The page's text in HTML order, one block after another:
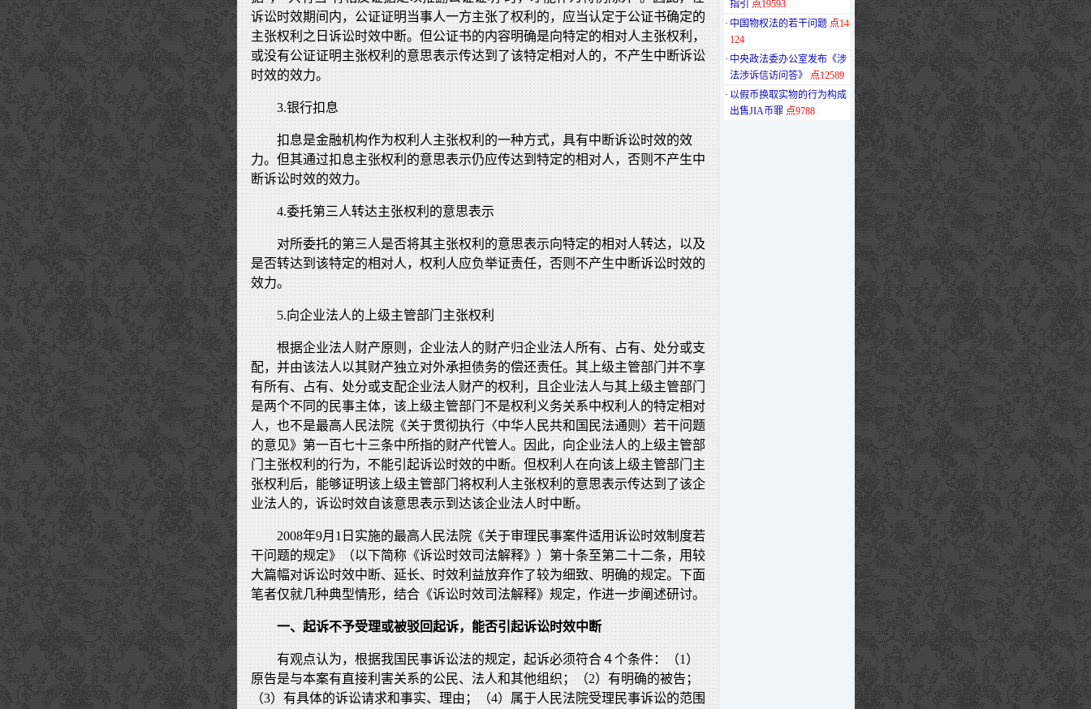
诉讼时效期间内，公证证明当事人一方主张了权利的，应当认定于公证书确定的
主张权利之日诉讼时效中断。但公证书的内容明确是向特定的相对人主张权利，
或没有公证证明主张权利的意思表示传达到了该特定相对人的，不产生中断诉讼
时效的效力。
3.银行扣息
扣息是金融机构作为权利人主张权利的一种方式，具有中断诉讼时效的效
力。但其通过扣息主张权利的意思表示仍应传达到特定的相对人，否则不产生中
断诉讼时效的效力。
4.委托第三人转达主张权利的意思表示
对所委托的第三人是否将其主张权利的意思表示向特定的相对人转达，以及
是否转达到该特定的相对人，权利人应负举证责任，否则不产生中断诉讼时效的
效力。
5.向企业法人的上级主管部门主张权利
根据企业法人财产原则，企业法人的财产归企业法人所有、占有、处分或支
配，并由该法人以其财产独立对外承担债务的偿还责任。其上级主管部门并不享
有所有、占有、处分或支配企业法人财产的权利，且企业法人与其上级主管部门
是两个不同的民事主体，该上级主管部门不是权利义务关系中权利人的特定相对
人，也不是最高人民法院《关于贯彻执行〈中华人民共和国民法通则〉若干问题
的意见》第一百七十三条中所指的财产代管人。因此，向企业法人的上级主管部
门主张权利的行为，不能引起诉讼时效的中断。但权利人在向该上级主管部门主
张权利后，能够证明该上级主管部门将权利人主张权利的意思表示传达到了该企
业法人的，诉讼时效自该意思表示到达该企业法人时中断。
2008年9月1日实施的最高人民法院《关于审理民事案件适用诉讼时效制度若
干问题的规定》（以下简称《诉讼时效司法解释》）第十条至第二十二条，用较
大篇幅对诉讼时效中断、延长、时效利益放弃作了较为细致、明确的规定。下面
笔者仅就几种典型情形，结合《诉讼时效司法解释》规定，作进一步阐述研讨。
一、起诉不予受理或被驳回起诉，能否引起诉讼时效中断
有观点认为，根据我国民事诉讼法的规定，起诉必须符合４个条件：（1）
原告是与本案有直接利害关系的公民、法人和其他组织；（2）有明确的被告；
（3）有具体的诉讼请求和事实、理由；（4）属于人民法院受理民事诉讼的范围
指引
点19593
· 中国物权法的若干问题 点14
124
· 中央政法委办公室发布《涉
法涉诉信访问答》
点12589
· 以假币换取实物的行为构成
出售JIA币罪 点9788